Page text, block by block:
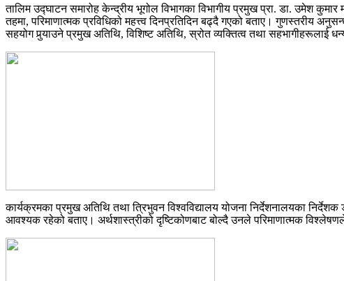
तालिम उद्घाटन समारोह केन्द्रीय भूगोल विभागका विभागीय प्रमुख प्रा. डा. उमेश
तहमा, परिमाणात्मक प्रविधिको महत्त्व दिनप्रतिदिन बढ्दै गएको बताए। गुणस्तरीय
सहयोग पुर्‍याउने प्रमुख अतिथि, विशिष्ट अतिथि, स्रोत व्यक्तित्व तथा सहभागीहरूलाई
कार्यक्रमका प्रमुख अतिथि तथा त्रिभुवन विश्वविद्यालय योजना निर्देशनालयका निर्देशक
आवश्यक रहेको बताए। अर्थशास्त्रीको दृष्टिकोणबाट बोल्दै उनले परिमाणात्मक